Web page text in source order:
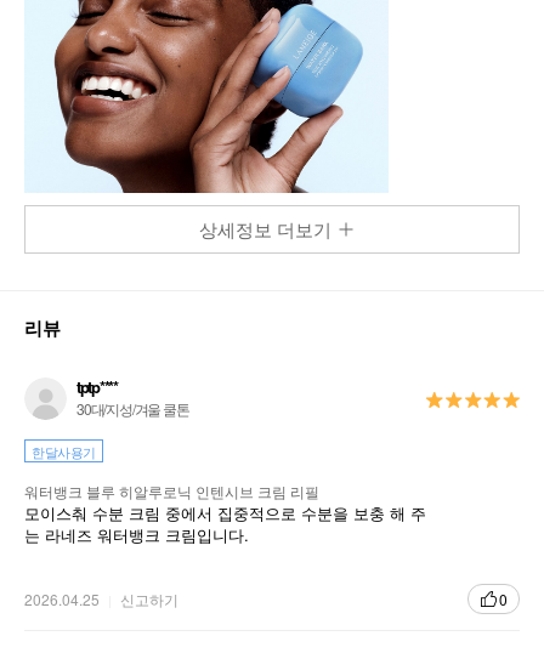
상세정보 더보기
리뷰
tptp****
30대/지성/겨울 쿨톤
한달사용기
워터뱅크 블루 히알루로닉 인텐시브 크림 리필
모이스춰 수분 크림 중에서 집중적으로 수분을 보충 해 주
는 라네즈 워터뱅크 크림입니다.
2026.04.25 신고하기 0